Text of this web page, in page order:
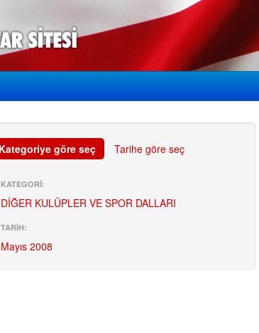
Kategoriye göre seç Tarihe göre seç
KATEGORİ:
DİĞER KULÜPLER VE SPOR DALLARI
TARİH:
Mayıs 2008